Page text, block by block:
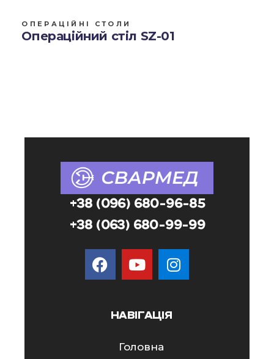
ОПЕРАЦІЙНІ СТОЛИ
Операційний стіл SZ-01
+38 (096) 680-96-85
+38 (063) 680-99-99
НАВІГАЦІЯ
Головна